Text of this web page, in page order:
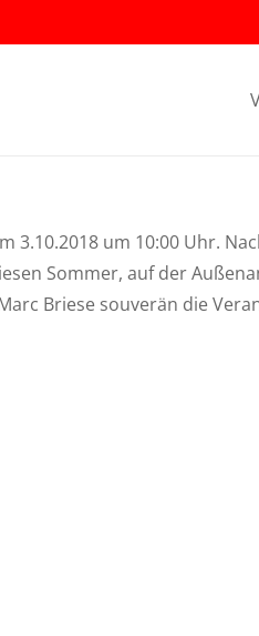
3.10.2018 um 10:00 Uhr.
Sommer, auf der
Briese souverän die